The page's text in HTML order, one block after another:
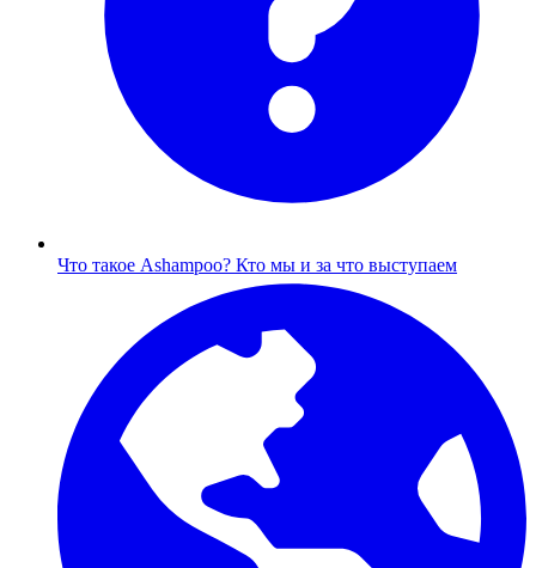
Что такое Ashampoo? Кто мы и за что выступаем